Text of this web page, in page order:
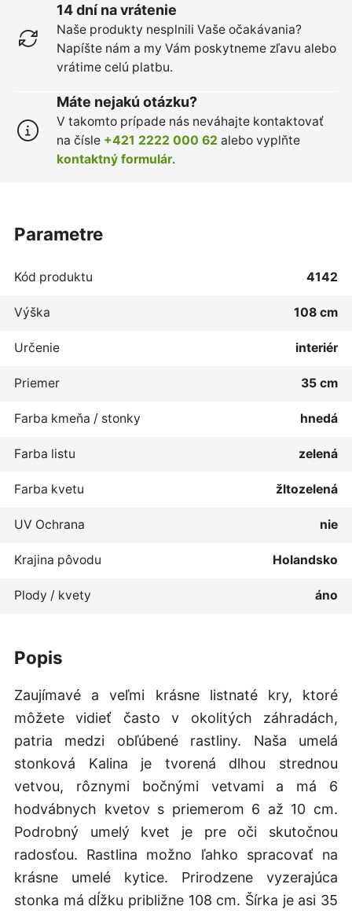
14 dní na vrátenie
Naše produkty nesplnili Vaše očakávania?
Napíšte nám a my Vám poskytneme zľavu alebo
vrátime celú platbu.
Máte nejakú otázku?
V takomto prípade nás neváhajte kontaktovať
na čísle +421 2222 000 62 alebo vyplňte
kontaktný formulár.
popis
Zaujímavé a veľmi krásne listnaté kry, ktoré
môžete vidieť často v okolitých záhradách,
patria medzi obľúbené rastliny. Naša umelá
stonková Kalina je tvorená dlhou strednou
vetvou, rôznymi bočnými vetvami a má 6
hodvábnych kvetov s priemerom 6 až 10 cm.
Podrobný umelý kvet je pre oči skutočnou
radosťou. Rastlina možno ľahko spracovať na
krásne umelé kytice. Prirodzene vyzerajúca
stonka má dĺžku približne 108 cm. Šírka je asi 35
parametre
Kód produktu 4142
Výška 108 cm
Určenie interiér
Priemer 35 cm
Farba kmeňa / stonky hnedá
Farba listu zelená
Farba kvetu žltozelená
UV Ochrana nie
Krajina pôvodu Holandsko
Plody / kvety áno